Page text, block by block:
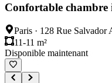
Confortable
Paris · 128 Rue Salvador
11-11 m²
Disponible maintenant